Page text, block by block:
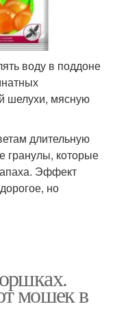
мошки
Корица от мошек
Черные мошки
воду в поддоне
шелухи, мясную
длительную
гранулы, которые
Эффект
но
мошек в